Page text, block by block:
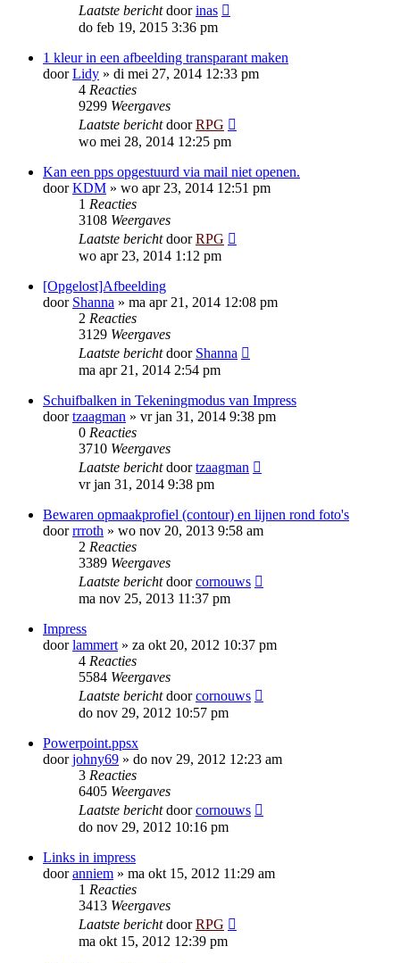
Laatste berichtdoorinas
do feb 19, 2015 3:36 pm
1 kleur in een afbeelding transparant maken
doorLidy » di mei 27, 2014 12:33 pm
4 Reacties
9299 Weergaves
Laatste berichtdoorRPG
wo mei 28, 2014 12:25 pm
Kan een pps opgestuurd via mail niet openen.
doorKDM » wo apr 23, 2014 12:51 pm
1 Reacties
3108 Weergaves
Laatste berichtdoorRPG
wo apr 23, 2014 1:12 pm
[Opgelost]Afbeelding
door Shanna » ma apr 21, 2014 12:08 pm
2 Reacties
3129 Weergaves
Laatste berichtdoor Shanna
ma apr 21, 2014 2:54 pm
Schuifbalken in Tekeningmodus van Impress
doortzaagman » vr jan 31, 2014 9:38 pm
0 Reacties
3710 Weergaves
Laatste berichtdoortzaagman
vr jan 31, 2014 9:38 pm
Bewaren opmaakprofiel (contour) en lijnen rond foto's
doorrrroth » wo nov 20, 2013 9:58 am
2 Reacties
3389 Weergaves
Laatste berichtdoorcornouws
ma nov 25, 2013 11:37 pm
Impress
doorlammert » za okt 20, 2012 10:37 pm
4 Reacties
5584 Weergaves
Laatste berichtdoorcornouws
do nov 29, 2012 10:57 pm
Powerpoint.ppsx
doorjohny69 » do nov 29, 2012 12:23 am
3 Reacties
6405 Weergaves
Laatste berichtdoorcornouws
do nov 29, 2012 10:16 pm
Links in impress
dooranniem » ma okt 15, 2012 11:29 am
1 Reacties
3413 Weergaves
Laatste berichtdoorRPG
ma okt 15, 2012 12:39 pm